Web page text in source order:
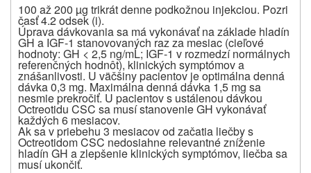
100 až 200 µg trikrát denne podkožnou injekciou. Pozri
časť 4.2 odsek (i).
Úprava dávkovania sa má vykonávať na základe hladín
GH a IGF-1 stanovovaných raz za mesiac (cieľové
hodnoty: GH < 2,5 ng/mL; IGF-1 v rozmedzí normálnych
referenčných hodnôt), klinických symptómov a
znášanlivosti. U väčšiny pacientov je optimálna denná
dávka 0,3 mg. Maximálna denná dávka 1,5 mg sa
nesmie prekročiť. U pacientov s ustálenou dávkou
Octreotidu CSC sa musí stanovenie GH vykonávať
každých 6 mesiacov.
Ak sa v priebehu 3 mesiacov od začatia liečby s
Octreotidom CSC nedosiahne relevantné zníženie
hladín GH a zlepšenie klinických symptómov, liečba sa
musí ukončiť.